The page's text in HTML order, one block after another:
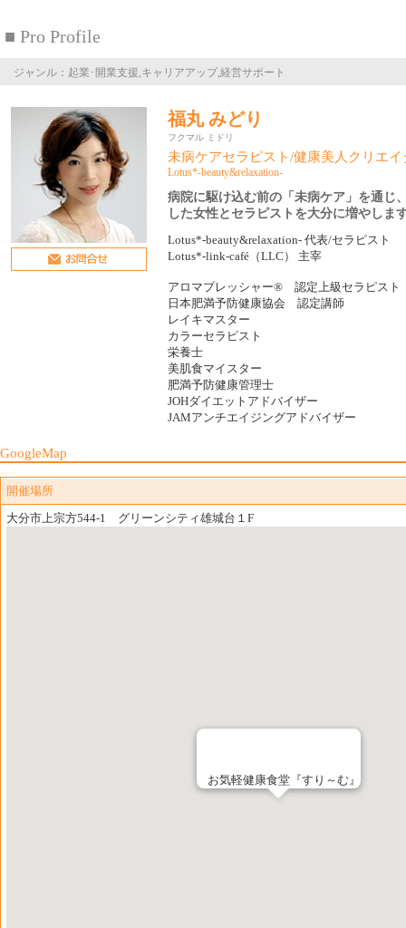
■ Pro Profile
ジャンル：起業･開業支援,キャリアアップ,経営サポート
福丸 みどり
フクマル ミドリ
未病ケアセラピスト/健康美人クリエイ
Lotus*-beauty&relaxation-
病院に駆け込む前の「未病ケア」を通じ
した女性とセラピストを大分に増やしま
Lotus*-beauty&relaxation- 代表/セラピスト
Lotus*-link-café（LLC） 主宰
アロマプレッシャー® 認定上級セラピスト
日本肥満予防健康協会 認定講師
レイキマスター
カラーセラピスト
栄養士
美肌食マイスター
肥満予防健康管理士
JOHダイエットアドバイザー
JAMアンチエイジングアドバイザー
GoogleMap
開催場所
大分市上宗方544-1 グリーンシティ雄城台１F
お気軽健康食堂『すり～む』